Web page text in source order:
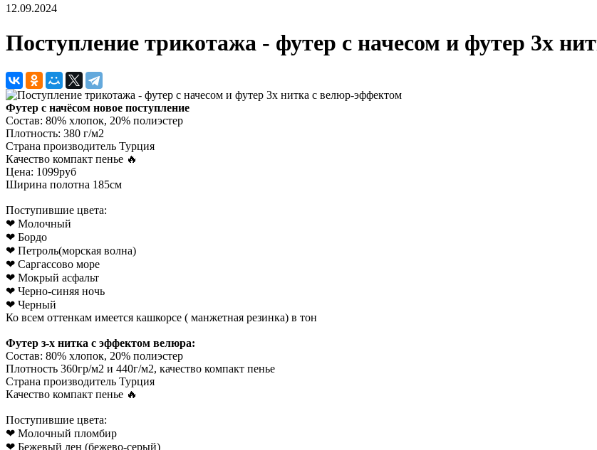
12.09.2024
Поступление трикотажа - футер с начесом и футер 3х
Футер с начёсом новое поступление
Состав: 80% хлопок, 20% полиэстер
Плотность: 380 г/м2
Страна производитель Турция
Качество компакт пенье 🔥
Цена: 1099руб
Ширина полотна 185см
Поступившие цвета:
❤ Молочный
❤ Бордо
❤ Петроль(морская волна)
❤ Саргассово море
❤ Мокрый асфальт
❤ Черно-синяя ночь
❤ Черный
Ко всем оттенкам имеется кашкорсе ( манжетная резинка) в тон
Футер з-х нитка с эффектом велюра:
Состав: 80% хлопок, 20% полиэстер
Плотность 360гр/м2 и 440г/м2, качество компакт пенье
Страна производитель Турция
Качество компакт пенье 🔥
Поступившие цвета:
❤ Молочный пломбир
❤ Бежевый лен (бежево-серый)